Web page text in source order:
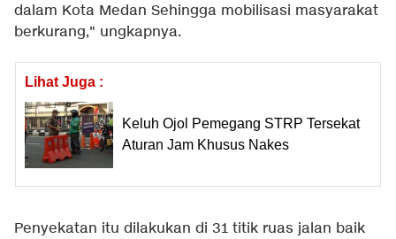
dalam Kota Medan Sehingga mobilisasi masyarakat
berkurang," ungkapnya.
Lihat Juga :
Keluh Ojol Pemegang STRP Tersekat
Aturan Jam Khusus Nakes
Penyekatan itu dilakukan di 31 titik ruas jalan baik